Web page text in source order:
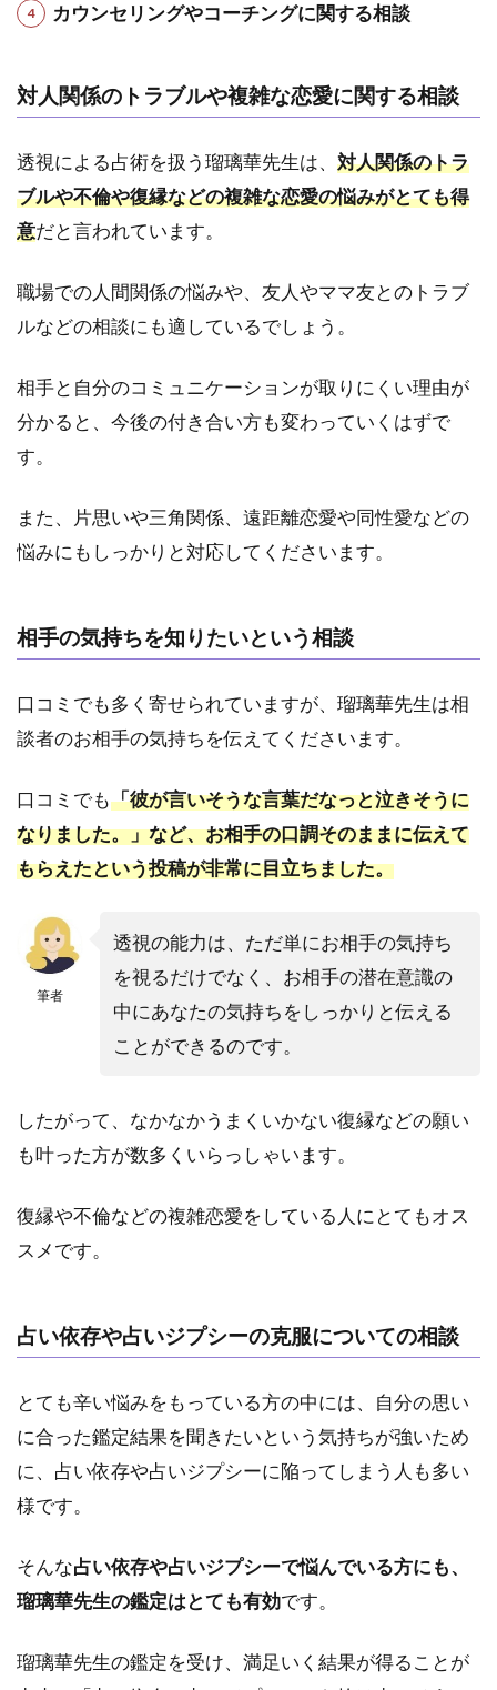
を切
い人
3.3
い依
存・
占い
ジプ
を克
たい
3.4
4.心
など
の観
点か
ても
らい
人
3.5
にも
ない
複雑
した
い人
4
｜瑠
先生
得に
ても
は？
1.電
話占
いヴ
ェル
ニの
初回
を活
用
話占
カウンセリングやコーチングに関する相談
対人関係のトラブルや複雑な恋愛に関する相談
透視による占術を扱う瑠璃華先生は、 対人関係のトラ
ブルや不倫や復縁などの複雑な恋愛の悩みがとても得
意だと言われています。
職場での人間関係の悩みや、友人やママ友とのトラブ
ルなどの相談にも適しているでしょう。
相手と自分のコミュニケーションが取りにくい理由が
分かると、今後の付き合い方も変わっていくはずで
す。
また、片思いや三角関係、遠距離恋愛や同性愛などの
悩みにもしっかりと対応してくださいます。
相手の気持ちを知りたいという相談
口コミでも多く寄せられていますが、瑠璃華先生は相
談者のお相手の気持ちを伝えてくださいます。
口コミでも「彼が言いそうな言葉だなっと泣きそうに
なりました。」など、お相手の口調そのままに伝えて
もらえたという投稿が非常に目立ちました。
筆者
透視の能力は、ただ単にお相手の気持ち
を視るだけでなく、お相手の潜在意識の
中にあなたの気持ちをしっかりと伝える
ことができるのです。
したがって、なかなかうまくいかない復縁などの願い
も叶った方が数多くいらっしゃいます。
復縁や不倫などの複雑恋愛をしている人にとてもオス
スメです。
占い依存や占いジプシーの克服についての相談
とても辛い悩みをもっている方の中には、自分の思い
に合った鑑定結果を聞きたいという気持ちが強いため
に、占い依存や占いジプシーに陥ってしまう人も多い
様です。
そんな占い依存や占いジプシーで悩んでいる方にも、
瑠璃華先生の鑑定はとても有効です。
瑠璃華先生の鑑定を受け、満足いく結果が得ることが